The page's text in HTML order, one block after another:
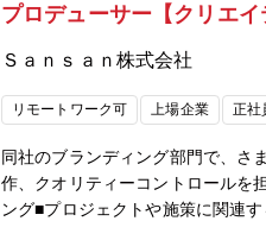
プロデューサー【クリエイ
Ｓａｎｓａｎ株式会社
リモートワーク可 上場企業 正社
同社のブランディング部門で、さ
作、クオリティーコントロールを
ング■プロジェクトや施策に関連